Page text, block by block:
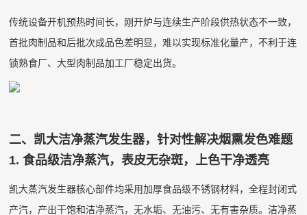
传统设备开机预热时间长，刚开炉与连续生产阶段供热状态不一致，
首批肉制品和后批次成品色差明显，难以实现标准化量产，不利于连
锁熟食厂、大型肉制品加工厂稳定出货。
二、凯大洁净蒸汽发生器，针对性解决烟熏发色难题
1. 食品级洁净蒸汽，表皮无杂斑，上色干净透亮
凯大蒸汽发生器核心部件均采用加厚食品级不锈钢材料，全程封闭式
产汽，产出干饱和洁净蒸汽，无水垢、无油污、无有害杂质。洁净蒸